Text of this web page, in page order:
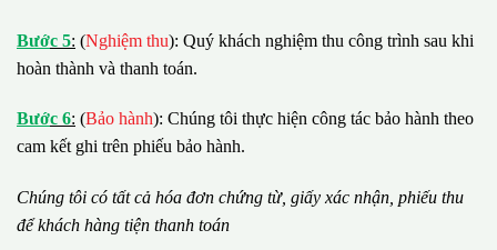
Bước 5: (Nghiệm thu): Quý khách nghiệm thu công trình sau khi
hoàn thành và thanh toán.
Bước 6: (Bảo hành): Chúng tôi thực hiện công tác bảo hành theo
cam kết ghi trên phiếu bảo hành.
Chúng tôi có tất cả hóa đơn chứng từ, giấy xác nhận, phiếu thu
đểkhách hàng tiện thanh toán